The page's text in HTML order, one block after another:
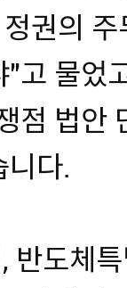
권의
고 물었
점 법안
니다.
반도체